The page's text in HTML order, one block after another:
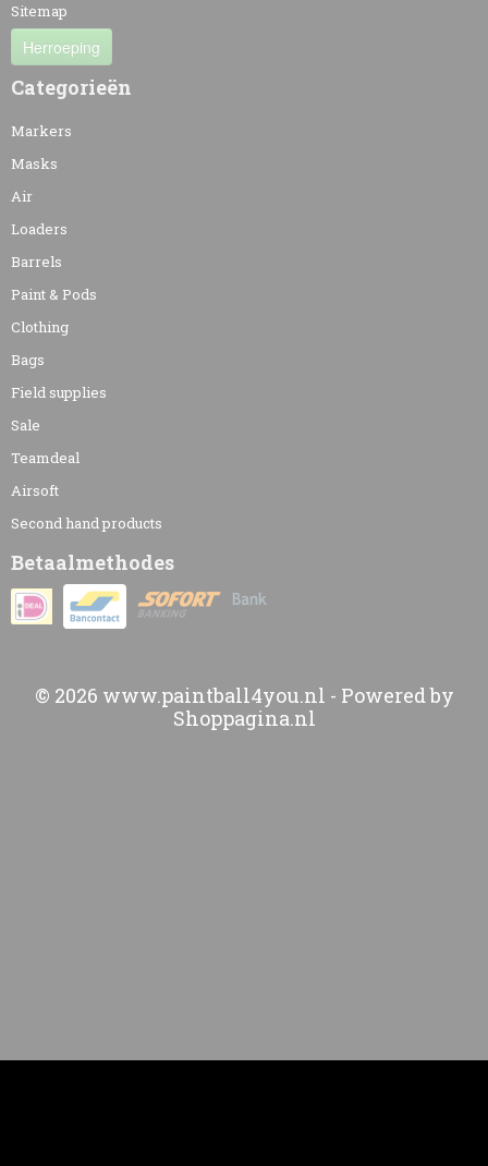
Sitemap
Herroeping
Categorieën
Markers
Masks
Air
Loaders
Barrels
Paint & Pods
Clothing
Bags
Field supplies
Sale
Teamdeal
Airsoft
Second hand products
Betaalmethodes
© 2026 www.paintball4you.nl - Powered by
Shoppagina.nl